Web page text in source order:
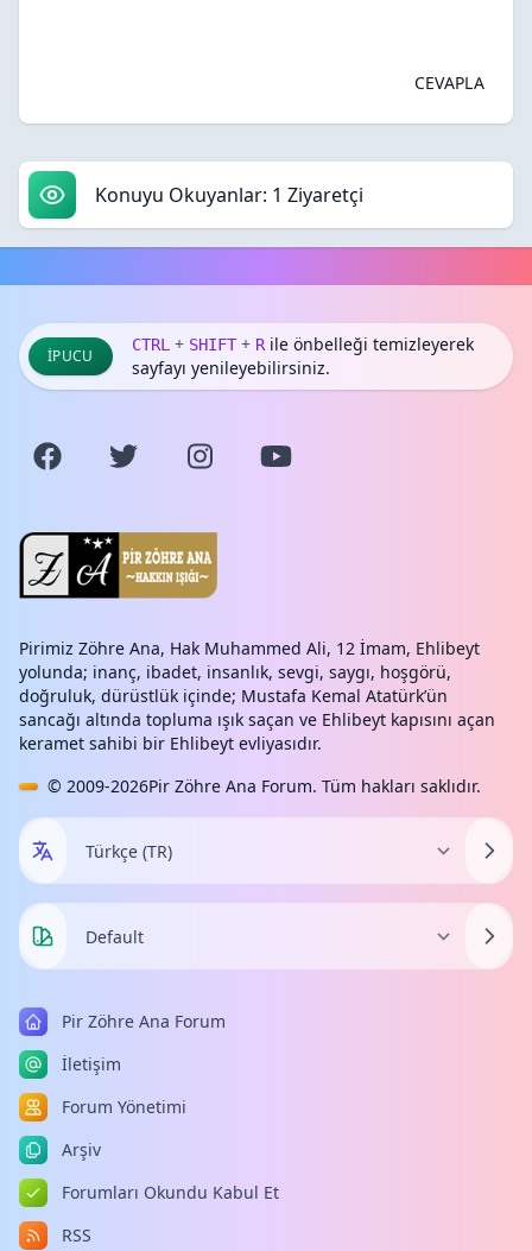
CEVAPLA
Konuyu Okuyanlar: 1 Ziyaretçi
İPUCU
CTRL + SHIFT + Rile önbelleği temizleyerek
sayfayı yenileyebilirsiniz.
Pirimiz Zöhre Ana, Hak Muhammed Ali, 12 İmam, Ehlibeyt
yolunda; inanç, ibadet, insanlık, sevgi, saygı, hoşgörü,
doğruluk, dürüstlük içinde; Mustafa Kemal Atatürk’ün
sancağı altında topluma ışık saçan ve Ehlibeyt kapısını açan
keramet sahibi bir Ehlibeyt evliyasıdır.
© 2009-2026Pir Zöhre Ana Forum. Tüm hakları saklıdır.
Pir Zöhre Ana Forum
İletişim
Forum Yönetimi
Arşiv
Forumları Okundu Kabul Et
RSS